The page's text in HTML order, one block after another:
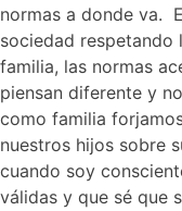
normas a donde va.
sociedad respetando
familia, las normas
piensan diferente y
como familia
nuestros hijos sobre
cuando soy
válidas y que sé que